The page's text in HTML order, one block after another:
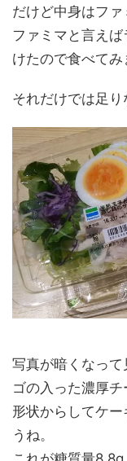
だけど中身はファ
ファミマと言え
けたので食べてみ
それだけでは足
写真が暗くなっ
ゴの入った濃厚チ
形状からしてケ
うね。